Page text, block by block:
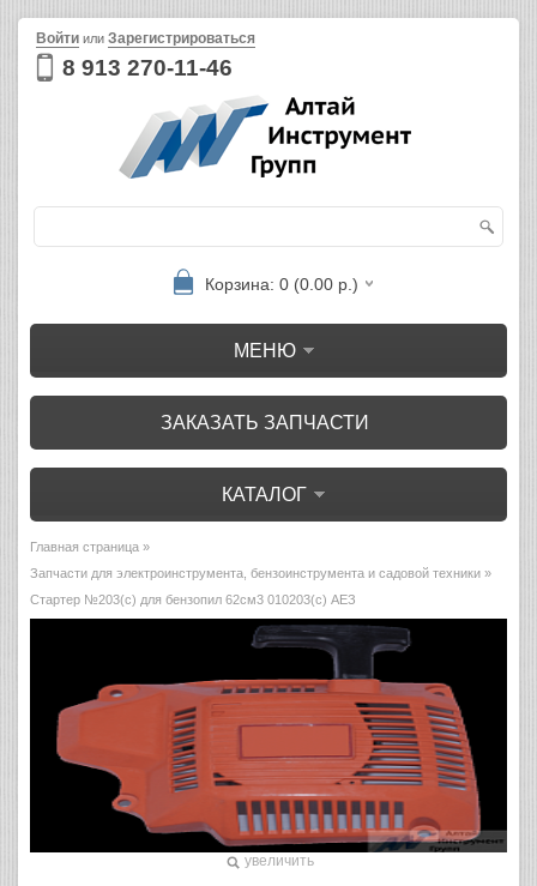
8 913 270-11-46
Войти или Зарегистрироваться
Корзина: 0 (0.00 р.)
МЕНЮ
ЗАКАЗАТЬ ЗАПЧАСТИ
КАТАЛОГ
Главная страница »
Запчасти для электроинструмента, бензоинструмента и садовой техники »
Стартер №203(с) для бензопил 62см3 010203(с) АЕЗ
увеличить